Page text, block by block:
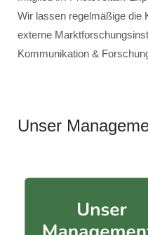
Wir lassen regelmäßige die
externe
Kommunikation &
Unser